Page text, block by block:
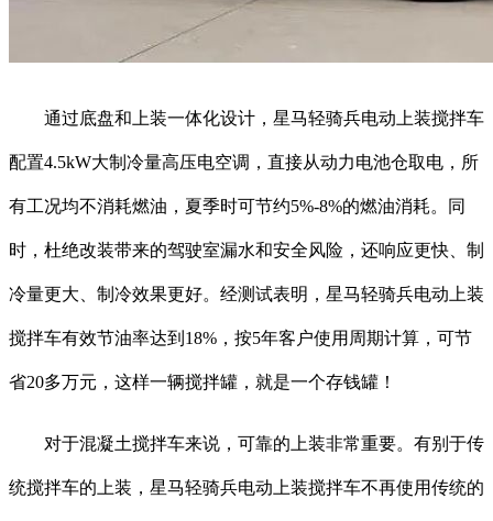
通过底盘和上装一体化设计，星马轻骑兵电动上装搅拌车
配置4.5kW大制冷量高压电空调，直接从动力电池仓取电，所
有工况均不消耗燃油，夏季时可节约5%-8%的燃油消耗。同
时，杜绝改装带来的驾驶室漏水和安全风险，还响应更快、制
冷量更大、制冷效果更好。经测试表明，星马轻骑兵电动上装
搅拌车有效节油率达到18%，按5年客户使用周期计算，可节
省20多万元，这样一辆搅拌罐，就是一个存钱罐！
对于混凝土搅拌车来说，可靠的上装非常重要。有别于传
统搅拌车的上装，星马轻骑兵电动上装搅拌车不再使用传统的